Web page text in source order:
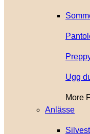
Ugg
More
Anlässe